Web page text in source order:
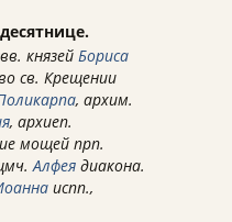
князей Бориса
св. Крещении
, архим.
, архиеп.
мощей прп.
Алфея диакона.
испп.,